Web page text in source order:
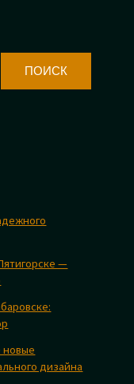
ПОИСК
—
новые
дизайна